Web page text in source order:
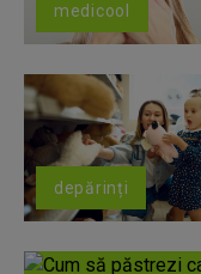
medicool
depărinți